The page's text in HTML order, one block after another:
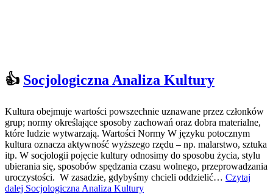
👍 Socjologiczna Analiza Kultury
Kultura obejmuje wartości powszechnie uznawane przez członków
grup; normy określające sposoby zachowań oraz dobra materialne,
które ludzie wytwarzają. Wartości Normy W języku potocznym
kultura oznacza aktywność wyższego rzędu – np. malarstwo, sztuka
itp. W socjologii pojęcie kultury odnosimy do sposobu życia, stylu
ubierania się, sposobów spędzania czasu wolnego, przeprowadzania
uroczystości. W zasadzie, gdybyśmy chcieli oddzielić… Czytaj
dalej Socjologiczna Analiza Kultury